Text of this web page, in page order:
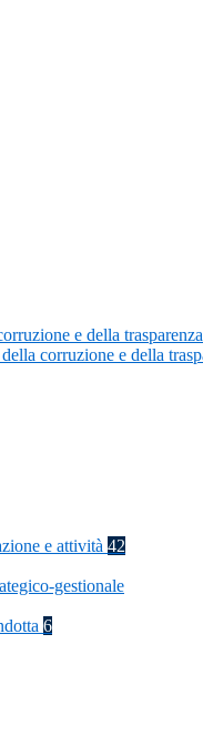
e della trasparenza
corruzione e della
e attività 42
gestionale
6